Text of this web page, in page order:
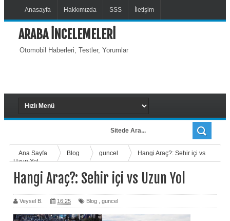
Anasayfa Hakkımızda SSS İletişim
ARABA İNCELEMELERİ
Otomobil Haberleri, Testler, Yorumlar
Ana Sayfa Blog guncel
Hangi Araç?: Sehir içi vs
Uzun Yol
Hangi Araç?: Sehir içi vs Uzun Yol
Veysel B. 16:25 Blog guncel